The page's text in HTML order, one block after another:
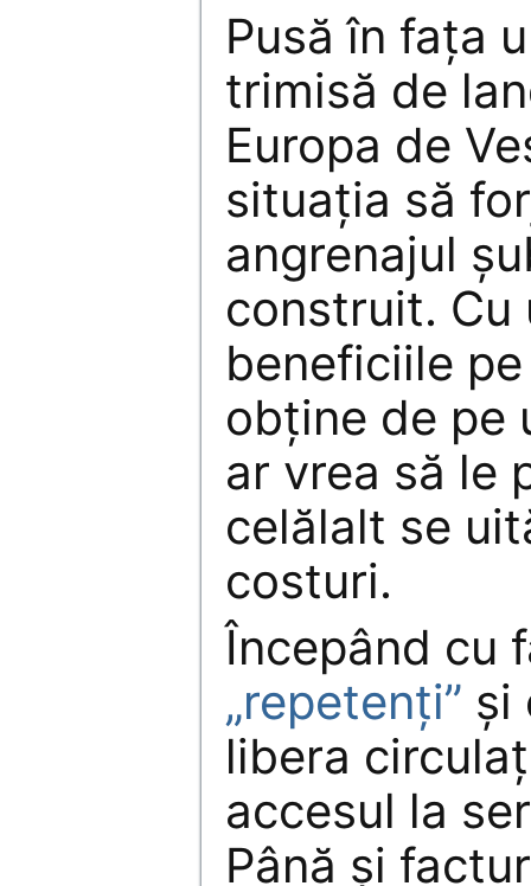
Pusă în fața
trimisă de
Europa de
situația să
angrenajul
construit. Cu
beneficiile
obține de pe
ar vrea să le
celălalt se
costuri.
Începând cu
„repetenți” și
libera
accesul la
Până și